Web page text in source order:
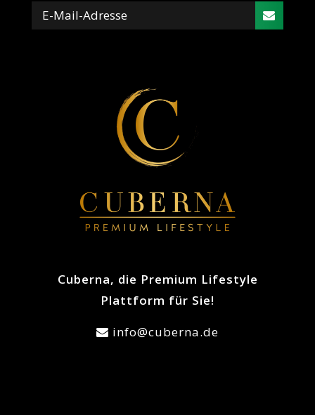
Cuberna, die Premium Lifestyle
Plattform für Sie!
info@cuberna.de